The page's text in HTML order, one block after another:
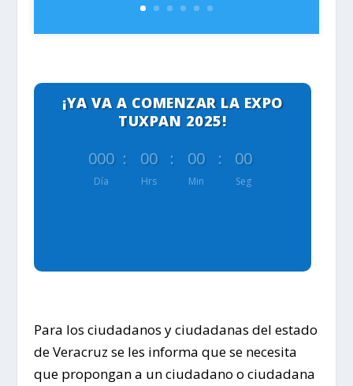
¡YA VA A COMENZAR LA EXPO
TUXPAN 2025!
000
Día
: 00
Hrs
: 00
Min
: 00
Seg
Para los ciudadanos y ciudadanas del estado
de Veracruz se les informa que se necesita
que propongan a un ciudadano o ciudadana